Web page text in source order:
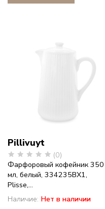
Pillivuyt
(0)
Фарфоровый кофейник 350
мл, белый, 334235BX1,
Plisse,...
Наличие: Нет в наличии